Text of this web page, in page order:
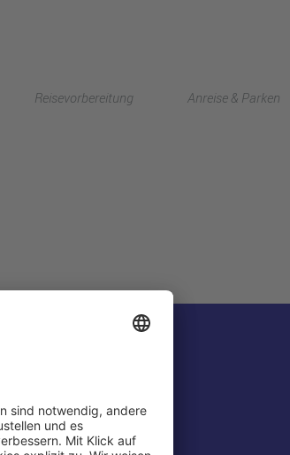
Reisevorbereitung Anreise & Parken
Über uns